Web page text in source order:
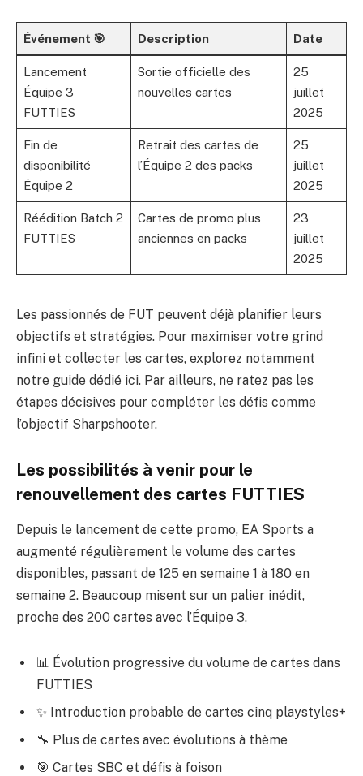
Événement 🎯 Description Date
Lancement
Équipe 3
FUTTIES
Sortie officielle des
nouvelles cartes
25
juillet
2025
Fin de
disponibilité
Équipe 2
Retrait des cartes de
l’Équipe 2 des packs
25
juillet
2025
Réédition Batch 2
FUTTIES
Cartes de promo plus
anciennes en packs
23
juillet
2025
Les passionnés de FUT peuvent déjà planifier leurs
objectifs et stratégies. Pour maximiser votre grind
infini et collecter les cartes, explorez notamment
notre guide dédié ici. Par ailleurs, ne ratez pas les
étapes décisives pour compléter les défis comme
l’objectif Sharpshooter.
Les possibilités à venir pour le
renouvellement des cartes FUTTIES
Depuis le lancement de cette promo, EA Sports a
augmenté régulièrement le volume des cartes
disponibles, passant de 125 en semaine 1 à 180 en
semaine 2. Beaucoup misent sur un palier inédit,
proche des 200 cartes avec l’Équipe 3.
📊 Évolution progressive du volume de cartes dans
FUTTIES
✨ Introduction probable de cartes cinq playstyles+
🔧 Plus de cartes avec évolutions à thème
🎯 Cartes SBC et défis à foison